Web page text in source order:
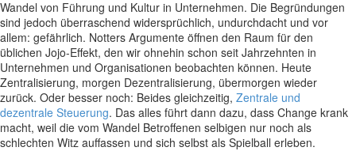
Wandel von Führung und Kultur in Unternehmen. Die Begründungen
sind jedoch überraschend widersprüchlich, undurchdacht und vor
allem: gefährlich. Notters Argumente öffnen den Raum für den
üblichen Jojo-Effekt, den wir ohnehin schon seit Jahrzehnten in
Unternehmen und Organisationen beobachten können. Heute
Zentralisierung, morgen Dezentralisierung, übermorgen wieder
zurück. Oder besser noch: Beides gleichzeitig, Zentrale und
dezentrale Steuerung. Das alles führt dann dazu, dass Change krank
macht, weil die vom Wandel Betroffenen selbigen nur noch als
schlechten Witz auffassen und sich selbst als Spielball erleben.